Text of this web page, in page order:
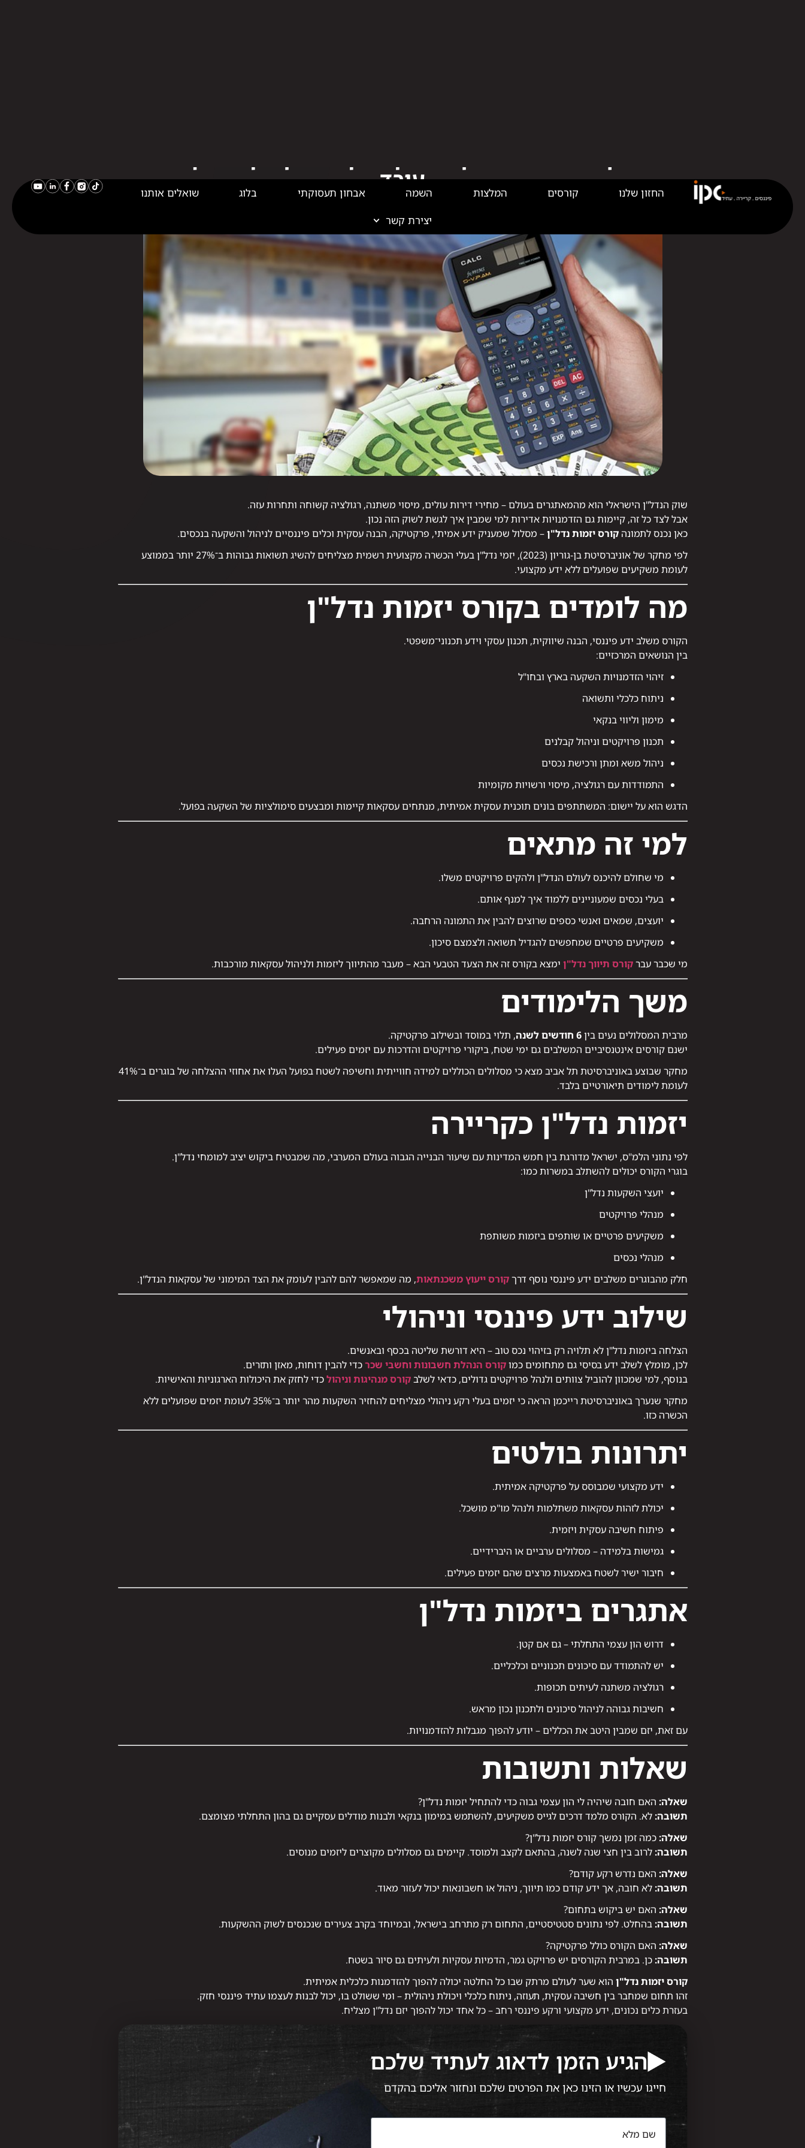
עובד
שוק הנדל"ן הישראלי הוא מהמאתגרים בעולם – מחירי דירות עולים, מיסוי משתנה, רגולציה קשוחה ותחרות עזה.
אבל לצד כל זה, קיימות גם הזדמנויות אדירות למי שמבין איך לגשת לשוק הזה נכון.
כאן נכנס לתמונהקורס יזמות נדל"ן– מסלול שמעניק ידע אמיתי, פרקטיקה, הבנה עסקית וכלים פיננסיים לניהול והשקעה בנכסים.
לפי מחקר של אוניברסיטת בן-גוריון (2023), יזמי נדל"ן בעלי הכשרה מקצועית רשמית מצליחים להשיג תשואות גבוהות ב־27% יותר בממוצע
לעומת משקיעים שפועלים ללא ידע מקצועי.
מה לומדים בקורס יזמות נדל"ן
הקורס משלב ידע פיננסי, הבנה שיווקית, תכנון עסקי וידע תכנוני־משפטי.
בין הנושאים המרכזיים:
זיהוי הזדמנויות השקעה בארץ ובחו"ל
ניתוח כלכלי ותשואה
מימון וליווי בנקאי
תכנון פרויקטים וניהול קבלנים
ניהול משא ומתן ורכישת נכסים
התמודדות עם רגולציה, מיסוי ורשויות מקומיות
הדגש הוא על יישום: המשתתפים בונים תוכנית עסקית אמיתית, מנתחים עסקאות קיימות ומבצעים סימולציות של השקעה בפועל.
למי זה מתאים
מי שחולם להיכנס לעולם הנדל"ן ולהקים פרויקטים משלו.
בעלי נכסים שמעוניינים ללמוד איך למנף אותם.
יועצים, שמאים ואנשי כספים שרוצים להבין את התמונה הרחבה.
משקיעים פרטיים שמחפשים להגדיל תשואה ולצמצם סיכון.
מי שכבר עברקורס תיווך נדל"ן ימצא בקורס זה את הצעד הטבעי הבא – מעבר מהתיווך ליזמות ולניהול עסקאות מורכבות.
משך הלימודים
מרבית המסלולים נעים בין6 חודשים לשנה
, תלוי במוסד ובשילוב פרקטיקה.
ישנם קורסים אינטנסיביים המשלבים גם ימי שטח, ביקורי פרויקטים והדרכות עם יזמים פעילים.
מחקר שבוצע באוניברסיטת תל אביב מצא כי מסלולים הכוללים למידה חווייתית וחשיפה לשטח בפועל העלו את אחוזי ההצלחה של בוגרים ב־41%
לעומת לימודים תיאורטיים בלבד.
יזמות נדל"ן כקריירה
לפי נתוני הלמ"ס, ישראל מדורגת בין חמש המדינות עם שיעור הבנייה הגבוה בעולם המערבי, מה שמבטיח ביקוש יציב למומחי נדל"ן.
בוגרי הקורס יכולים להשתלב במשרות כמו:
יועצי השקעות נדל"ן
מנהלי פרויקטים
משקיעים פרטיים או שותפים ביזמות משותפת
מנהלי נכסים
חלק מהבוגרים משלבים ידע פיננסי נוסף דרךקורס ייעוץ משכנתאות, מה שמאפשר להם להבין לעומק את הצד המימוני של עסקאות הנדל"ן.
שילוב ידע פיננסי וניהולי
הצלחה ביזמות נדל"ן לא תלויה רק בזיהוי נכס טוב – היא דורשת שליטה בכסף ובאנשים.
לכן, מומלץ לשלב ידע בסיסי גם מתחומים כמוקורס הנהלת חשבונות וחשבי שכרכדי להבין דוחות, מאזן ותזרים.
בנוסף, למי שמכוון להוביל צוותים ולנהל פרויקטים גדולים, כדאי לשלבקורס מנהיגות וניהולכדי לחזק את היכולות הארגוניות והאישיות.
מחקר שנערך באוניברסיטת רייכמן הראה כי יזמים בעלי רקע ניהולי מצליחים להחזיר השקעות מהר יותר ב־35% לעומת יזמים שפועלים ללא
הכשרה כזו.
יתרונות בולטים
ידע מקצועי שמבוסס על פרקטיקה אמיתית.
יכולת לזהות עסקאות משתלמות ולנהל מו"מ מושכל.
פיתוח חשיבה עסקית ויזמית.
גמישות בלמידה – מסלולים ערביים או היברידיים.
חיבור ישיר לשטח באמצעות מרצים שהם יזמים פעילים.
אתגרים ביזמות נדל"ן
דרוש הון עצמי התחלתי – גם אם קטן.
יש להתמודד עם סיכונים תכנוניים וכלכליים.
רגולציה משתנה לעיתים תכופות.
חשיבות גבוהה לניהול סיכונים ולתכנון נכון מראש.
עם זאת, יזם שמבין היטב את הכללים – יודע להפוך מגבלות להזדמנויות.
שאלות ותשובות
שאלה: האם חובה שיהיה לי הון עצמי גבוה כדי להתחיל יזמות נדל"ן?
תשובה:לא. הקורס מלמד דרכים לגייס משקיעים, להשתמש במימון בנקאי ולבנות מודלים עסקיים גם בהון התחלתי מצומצם.
שאלה:כמה זמן נמשך קורס יזמות נדל"ן?
תשובה:לרוב בין חצי שנה לשנה, בהתאם לקצב ולמוסד. קיימים גם מסלולים מקוצרים ליזמים מנוסים.
שאלה: האם נדרש רקע קודם?
תשובה:לא חובה, אך ידע קודם כמו תיווך, ניהול או חשבונאות יכול לעזור מאוד.
שאלה: האם יש ביקוש בתחום?
תשובה:בהחלט. לפי נתונים סטטיסטיים, התחום רק מתרחב בישראל, ובמיוחד בקרב צעירים שנכנסים לשוק ההשקעות.
שאלה: האם הקורס כולל פרקטיקה?
תשובה:כן. במרבית הקורסים יש פרויקט גמר, הדמיות עסקיות ולעיתים גם סיור בשטח.
קורס יזמות נדל"ן הוא שער לעולם מרתק שבו כל החלטה יכולה להפוך להזדמנות כלכלית אמיתית.
זהו תחום שמחבר בין חשיבה עסקית, תעוזה, ניתוח כלכלי ויכולת ניהולית – ומי ששולט בו, יכול לבנות לעצמו עתיד פיננסי חזק.
בעזרת כלים נכונים, ידע מקצועי ורקע פיננסי רחב – כל אחד יכול להפוך יזם נדל"ן מצליח.
הגיע הזמן לדאוג לעתיד שלכם
חייגו עכשיו או הזינו כאן את הפרטים שלכם ונחזור אליכם בהקדם